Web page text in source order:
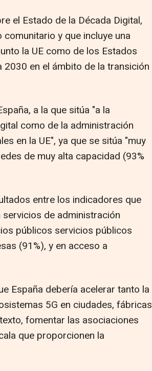
el Estado de la Década Digital,
y que incluye una
la UE como de los Estados
en el ámbito de la transición
a la que sitúa "a la
como de la administración
en la UE", ya que se sitúa "muy
de muy alta capacidad (93%
entre los indicadores que
de administración
públicos servicios públicos
(91%), y en acceso a
España debería acelerar tanto la
5G en ciudades, fábricas
fomentar las asociaciones
que proporcionen la